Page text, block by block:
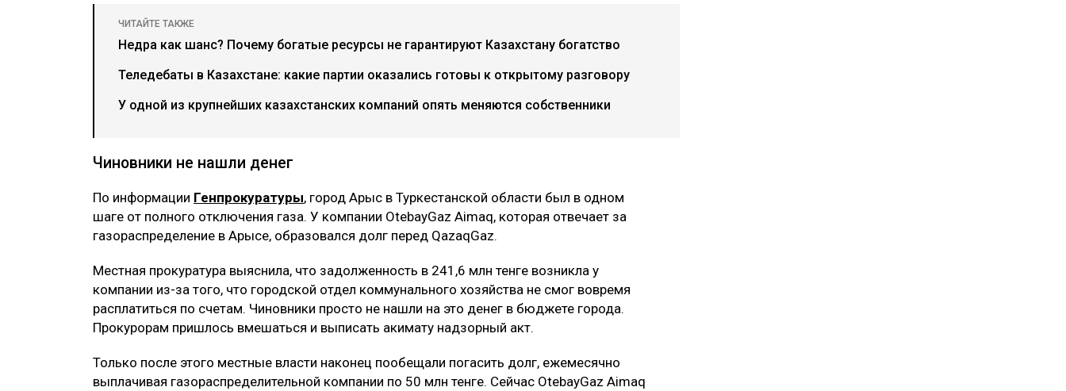
ЧИТАЙТЕ ТАКЖЕ
Недра как шанс? Почему богатые ресурсы не гарантируют Казахстану богатство
Теледебаты в Казахстане: какие партии оказались готовы к открытому разговору
У одной из крупнейших казахстанских компаний опять меняются собственники
Чиновники не нашли денег
По информации Генпрокуратуры, город Арыс в Туркестанской области был в одном
шаге от полного отключения газа. У компании OtebayGaz Aimaq, которая отвечает за
газораспределение в Арысе, образовался долг перед QazaqGaz.
Местная прокуратура выяснила, что задолженность в 241,6 млн тенге возникла у
компании из-за того, что городской отдел коммунального хозяйства не смог вовремя
расплатиться по счетам. Чиновники просто не нашли на это денег в бюджете города.
Прокурорам пришлось вмешаться и выписать акимату надзорный акт.
Только после этого местные власти наконец пообещали погасить долг, ежемесячно
выплачивая газораспределительной компании по 50 млн тенге. Сейчас OtebayGaz Aimaq